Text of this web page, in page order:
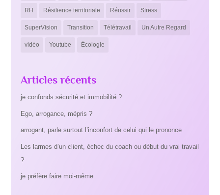
RH Résilience territoriale Réussir Stress
SuperVision Transition Télétravail Un Autre Regard
vidéo Youtube Écologie
Articles récents
je confonds sécurité et immobilité ?
Ego, arrogance, mépris ?
arrogant, parle surtout l’inconfort de celui qui le prononce
Les larmes d’un client, échec du coach ou début du vrai travail
?
je préfère faire moi-même